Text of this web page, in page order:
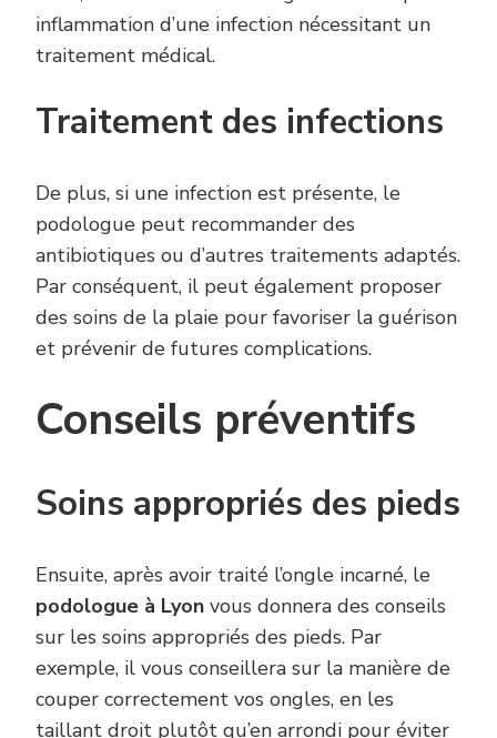
inflammation d’une infection nécessitant un
traitement médical.
Traitement des infections
De plus, si une infection est présente, le
podologue peut recommander des
antibiotiques ou d’autres traitements adaptés.
Par conséquent, il peut également proposer
des soins de la plaie pour favoriser la guérison
et prévenir de futures complications.
Conseils préventifs
Soins appropriés des pieds
Ensuite, après avoir traité l’ongle incarné, le
podologue à Lyon vous donnera des conseils
sur les soins appropriés des pieds. Par
exemple, il vous conseillera sur la manière de
couper correctement vos ongles, en les
taillant droit plutôt qu’en arrondi pour éviter